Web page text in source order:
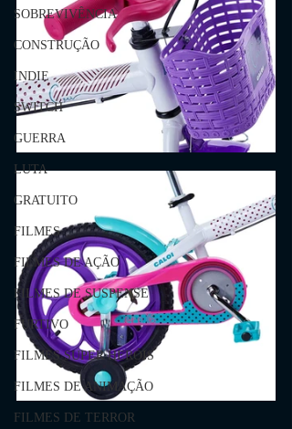
SOBREVIVÊNCIA
CONSTRUÇÃO
INDIE
SWITCH
GUERRA
LUTA
GRATUITO
FILMES
FILMES DE AÇÃO
FILMES DE SUSPENSE
FURTIVO
FILMES SUPER HERÓIS
FILMES DE ANIMAÇÃO
FILMES DE TERROR